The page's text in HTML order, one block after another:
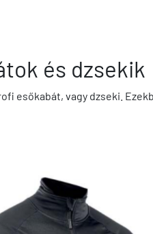
és dzsekik
vagy dzseki.